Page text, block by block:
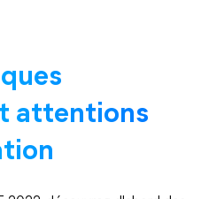
attentions